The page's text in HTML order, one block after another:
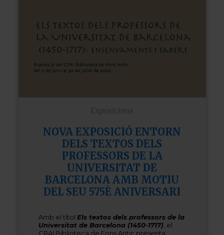
NOVA EXPOSICIÓ ENTORN
DELS TEXTOS DELS
PROFESSORS DE LA
UNIVERSITAT DE
BARCELONA AMB MOTIU
DEL SEU 575È ANIVERSARI
Amb el títol Els textos dels professors de la
Universitat de Barcelona (1450-1717), el
CRAI Biblioteca de Fons Antic presenta